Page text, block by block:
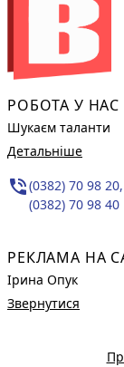
РОБОТА У НАС
Шукаєм таланти
Детальніше
phone_in_talk(0382) 70 98 20,
(0382) 70 98 40
РЕКЛАМА НА
Ірина Опук
Звернутися